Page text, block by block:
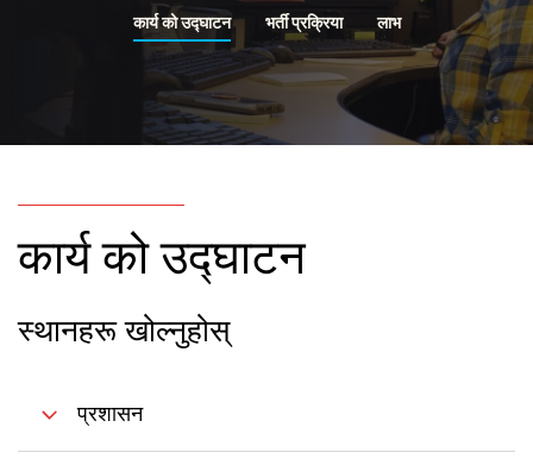
कार्य को उद्घाटन भर्ती प्रक्रिया लाभ
कार्य को उद्घाटन
स्थानहरू खोल्नुहोस्
प्रशासन